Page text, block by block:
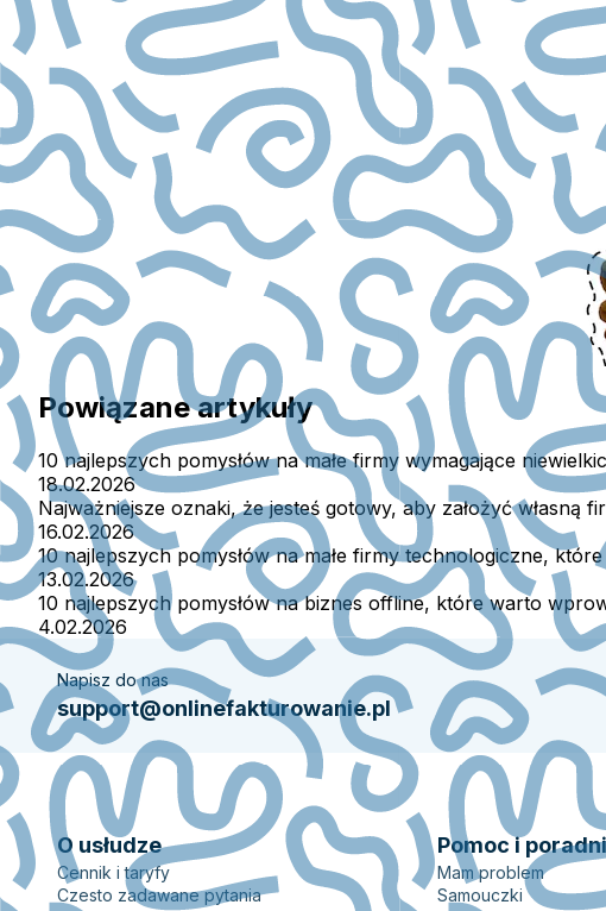
Powiązane artykuły
10 najlepszych pomysłów na małe firmy wymagające
18.02.2026
Najważniejsze oznaki, że jesteś gotowy, aby założyć własną
16.02.2026
10 najlepszych pomysłów na małe firmy technologiczne,
13.02.2026
10 najlepszych pomysłów na biznes offline, które warto
4.02.2026
Napisz do nas
support@onlinefakturowanie.pl
O usłudze
Cennik i taryfy
Czesto zadawane pytania
Pomoc i
Mam problem
Samouczki